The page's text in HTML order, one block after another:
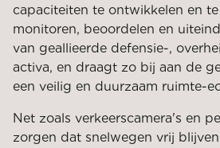
capaciteiten te ontwikkelen en
monitoren, beoordelen en
van geallieerde defensie-,
activa, en draagt ​​zo bij aan de
een veilig en duurzaam ruimte-
Net zoals verkeerscamera's en
zorgen dat snelwegen vrij